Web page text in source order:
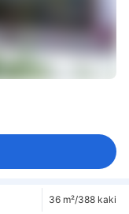
36 m²/388 kaki